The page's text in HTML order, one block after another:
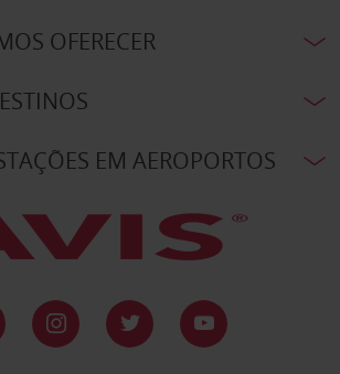
OFERECER
EM AEROPORTOS